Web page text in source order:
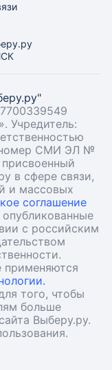
Учредитель:
номер СМИ ЭЛ №
в сфере связи,
и массовых
соглашение
с российским
того, чтобы
больше
Выберу.ру.